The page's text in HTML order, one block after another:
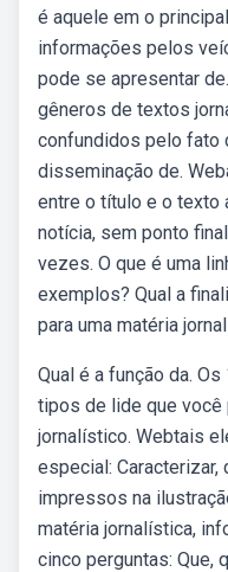
é aquele em o
informações pelos
pode se apresentar
gêneros de textos
confundidos pelo fato
disseminação de.
entre o título e o texto
notícia, sem ponto
vezes. O que é uma
exemplos? Qual a
para uma matéria
Qual é a função da.
tipos de lide que
jornalístico. Webtais
especial:
impressos na
matéria jornalística,
cinco perguntas: Que,